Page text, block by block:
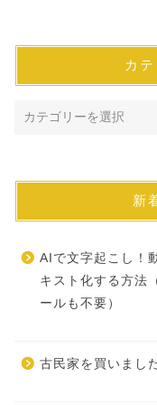
カ
新
AIで文字起こし！
キスト化する方法
ールも不要）
古民家を買いまし